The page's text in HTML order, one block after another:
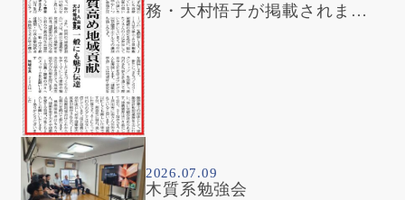
務・大村悟子が掲載されまし
2026.07.09
木質系勉強会